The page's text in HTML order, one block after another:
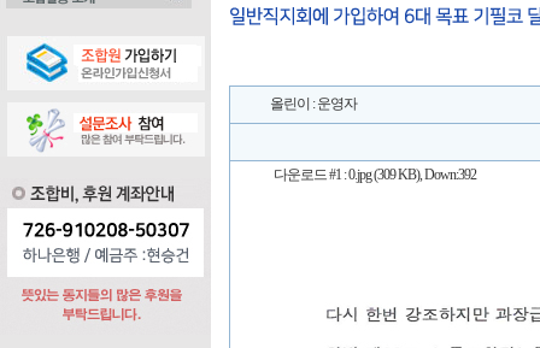
올린이 : 운영자
다운로드 #1 :0.jpg (309 KB), Down:392